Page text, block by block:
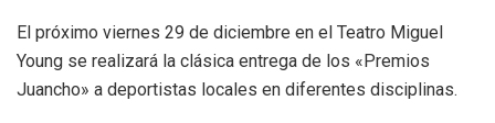
El próximo viernes 29 de diciembre en el Teatro Miguel
Young se realizará la clásica entrega de los «Premios
Juancho» a deportistas locales en diferentes disciplinas.